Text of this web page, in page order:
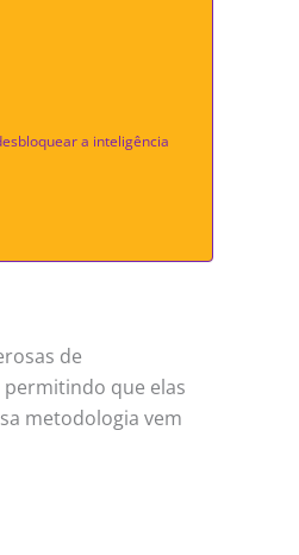
a inteligência
de
que elas
metodologia vem